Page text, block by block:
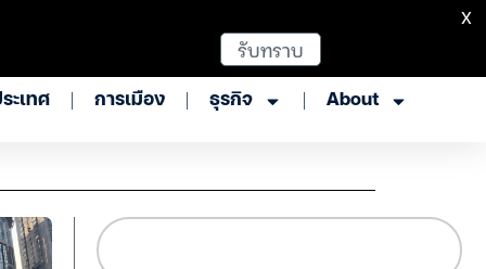
ะเทศ การเมือง ธุรกิจ About
รับทราบ
X